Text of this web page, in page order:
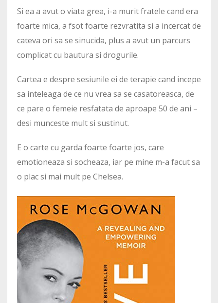
Si ea a avut o viata grea, i-a murit fratele cand era
foarte mica, a fsot foarte rezvratita si a incercat de
cateva ori sa se sinucida, plus a avut un parcurs
complicat cu bautura si drogurile.
Cartea e despre sesiunile ei de terapie cand incepe
sa inteleaga de ce nu vrea sa se casatoreasca, de
ce pare o femeie resfatata de aproape 50 de ani –
desi munceste mult si sustinut.
E o carte cu garda foarte foarte jos, care
emotioneaza si socheaza, iar pe mine m-a facut sa
o plac si mai mult pe Chelsea.